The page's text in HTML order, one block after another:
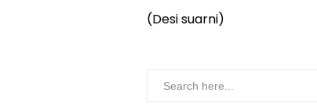
(Desi suarni)